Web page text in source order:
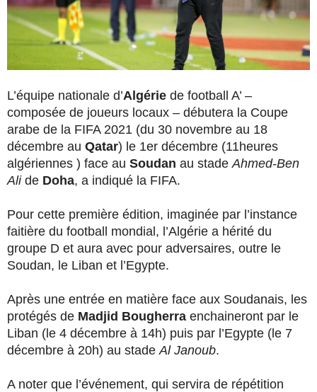
L’équipe nationale d’Algérie de football A’ –
composée de joueurs locaux – débutera la Coupe
arabe de la FIFA 2021 (du 30 novembre au 18
décembre au Qatar) le 1er décembre (11heures
algériennes ) face au Soudan au stade Ahmed-Ben
Alide Doha, a indiqué la FIFA.
Pour cette première édition, imaginée par l’instance
faitière du football mondial, l’Algérie a hérité du
groupe D et aura avec pour adversaires, outre le
Soudan, le Liban et l’Egypte.
Après une entrée en matière face aux Soudanais, les
protégés de Madjid Bougherra enchaineront par le
Liban (le 4 décembre à 14h) puis par l’Egypte (le 7
décembre à 20h) au stade Al Janoub.
A noter que l’événement, qui servira de répétition